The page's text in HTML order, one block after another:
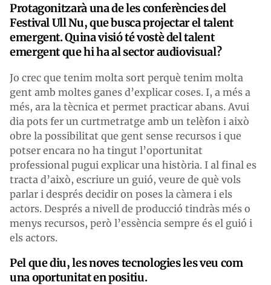
Protagonitzarà una de les conferències del
Festival Ull Nu, que busca projectar el talent
emergent. Quina visió té vostè del talent
emergent que hi ha al sector audiovisual?
Jo crec que tenim molta sort perquè tenim molta
gent amb moltes ganes d’explicar coses. I, a més a
més, ara la tècnica et permet practicar abans. Avui
dia pots fer un curtmetratge amb un telèfon i això
obre la possibilitat que gent sense recursos i que
potser encara no ha tingut l’oportunitat
professional pugui explicar una història. I al final es
tracta d’això, escriure un guió, veure de què vols
parlar i després decidir on poses la càmera i els
actors. Després a nivell de producció tindràs més o
menys recursos, però l’essència sempre és el guió i
els actors.
Pel que diu, les noves tecnologies les veu com
una oportunitat en positiu.